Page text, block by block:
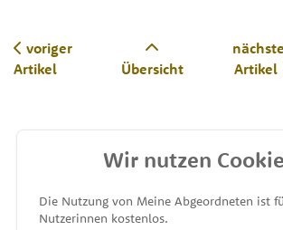
voriger
Artikel
Übersicht
Artikel
MEINE
unterstützt von
Wir nutzen
Die Nutzung von Meine Abgeordneten ist
Nutzerinnen kostenlos.